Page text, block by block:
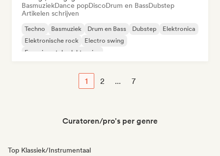
BasmuziekDance popDiscoDrum en BassDubstep
Artikelen schrijven
Techno Basmuziek Drum en Bass Dubstep
Elektronica
Elektronische rock
Electro swing
Experimentele elektronica
1 2 ... 7
Curatoren/pro's per genre
Top Klassiek/Instrumentaal